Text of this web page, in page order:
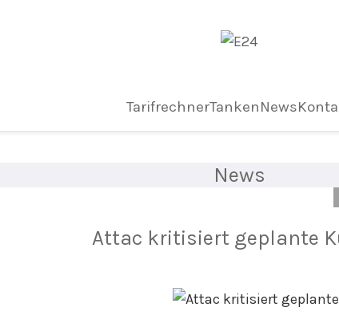
TarifrechnerTankenNews
News
Attac kritisiert geplante